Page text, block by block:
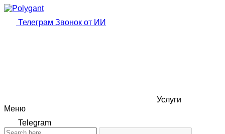
Телеграм Звонок от ИИ
Услуги
Меню
Telegram